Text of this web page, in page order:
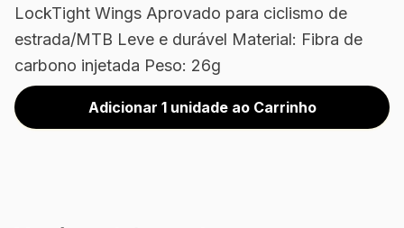
LockTight Wings Aprovado para ciclismo de
estrada/MTB Leve e durável Material: Fibra de
carbono injetada Peso: 26g
Adicionar 1 unidade ao Carrinho